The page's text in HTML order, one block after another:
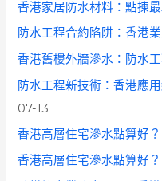
香港家居防水材料：點揀
防水工程合約陷阱：香港
香港舊樓外牆滲水：防水
防水工程新技術：香港應
07-13
香港高層住宅滲水點算好
香港高層住宅滲水點算好